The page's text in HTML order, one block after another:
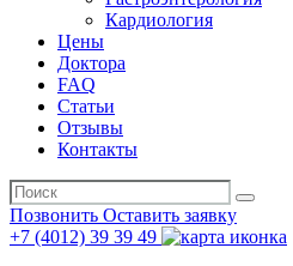
Кардиология
Цены
Доктора
FAQ
Статьи
Отзывы
Контакты
Позвонить Оставить заявку
+7 (4012) 39 39 49